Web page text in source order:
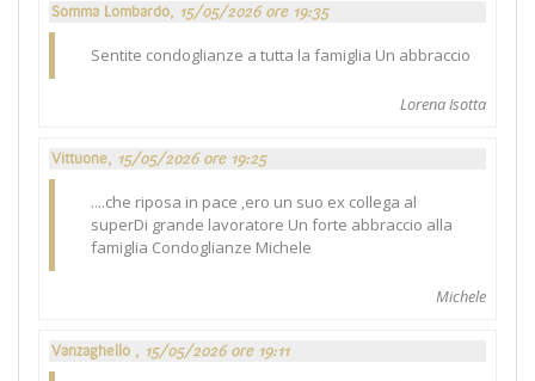
Somma Lombardo, 15/05/2026 ore 19:35
Sentite condoglianze a tutta la famiglia Un abbraccio
Lorena Isotta
Vittuone, 15/05/2026 ore 19:25
....che riposa in pace ,ero un suo ex collega al
superDi grande lavoratore Un forte abbraccio alla
famiglia Condoglianze Michele
Michele
Vanzaghello , 15/05/2026 ore 19:11